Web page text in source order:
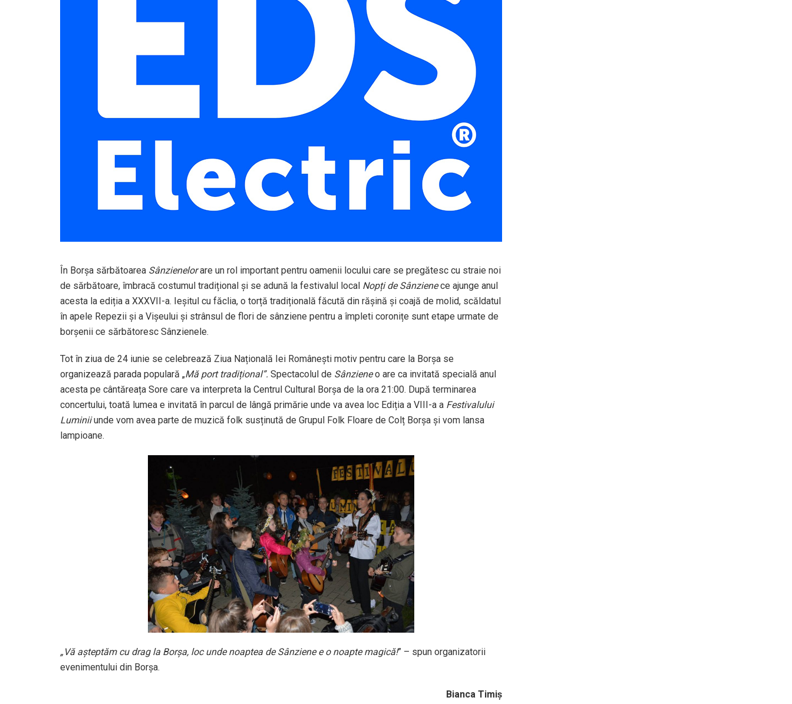
În Borșa sărbătoarea Sânzienelorare un rol important pentru oamenii locului care se pregătesc cu straie noi
de sărbătoare, îmbracă costumul tradițional și se adună la festivalul local Nopți de Sânzienece ajunge anul
acesta la ediția a XXXVII-a. Ieșitul cu făclia, o torță tradițională făcută din rășină și coajă de molid, scăldatul
în apele Repezii și a Vișeului și strânsul de flori de sânziene pentru a împleti coronițe sunt etape urmate de
borșenii ce sărbătoresc Sânzienele.
Tot în ziua de 24 iunie se celebrează Ziua Națională Iei Românești motiv pentru care la Borșa se
organizează parada populară „Mă port tradițional”. Spectacolul de Sânzieneo are ca invitată specială anul
acesta pe cântăreața Sore care va interpreta la Centrul Cultural Borșa de la ora 21:00. După terminarea
concertului, toată lumea e invitată în parcul de lângă primărie unde va avea loc Ediția a VIII-a a Festivalului
Luminiiunde vom avea parte de muzică folk susținută de Grupul Folk Floare de Colț Borșa și vom lansa
lampioane.
„Vă așteptăm cu drag la Borșa, loc unde noaptea de Sânziene e o noapte magică!” – spun organizatorii
evenimentului din Borșa.
Bianca Timiș